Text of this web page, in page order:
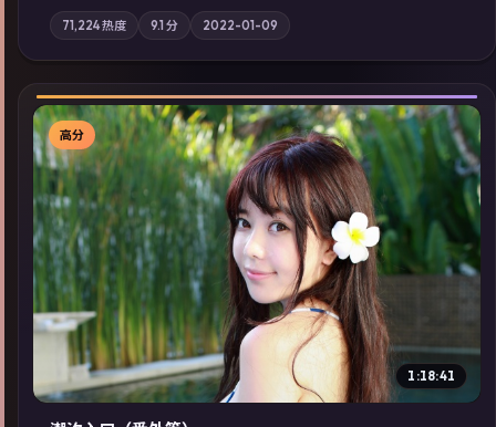
叙事主轴，失踪人口档案牵出跨国灰色产业链；摄影与配乐强化
地域气质；站内亦可通过「国产免费观看高清电视剧在线看」延
展检索同类型高分佳作，畅享高清在线追剧体验。
71,224热度 9.1 分 2022-01-09
▶
高分
1:18:41